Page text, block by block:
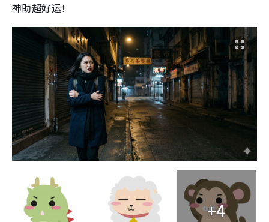
神助超好运！
+4